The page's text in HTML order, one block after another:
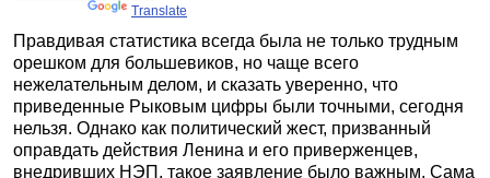
Translate
Правдивая статистика всегда была не только трудным
орешком для большевиков, но чаще всего
нежелательным делом, и сказать уверенно, что
приведенные Рыковым цифры были точными, сегодня
нельзя. Однако как политический жест, призванный
оправдать действия Ленина и его приверженцев,
внедривших НЭП, такое заявление было важным. Сама